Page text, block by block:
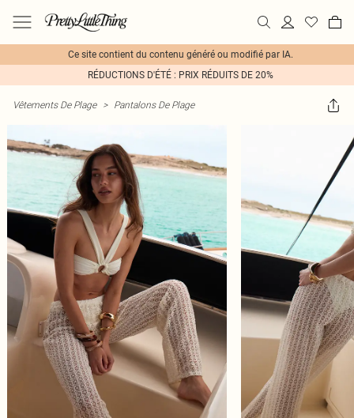
Ce site contient du contenu généré ou modifié par IA.
RÉDUCTIONS D'ÉTÉ : PRIX RÉDUITS DE 20%
Vêtements De Plage > Pantalons De Plage